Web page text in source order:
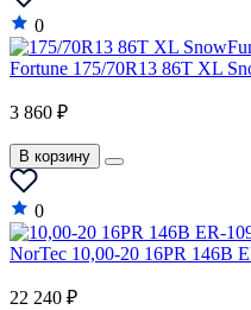
LDV
Lexus
Lincoln
0
Fortune 175/70R13 86T XL
3 860 ₽
В корзину
0
NorTec 10,00-20 16PR
22 240 ₽